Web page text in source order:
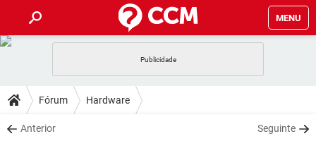
MENU
CELULAR
OUTLOOK
DICAS
JOGOS
DOWNLOADS
Fórum Hardware
Anterior Seguinte